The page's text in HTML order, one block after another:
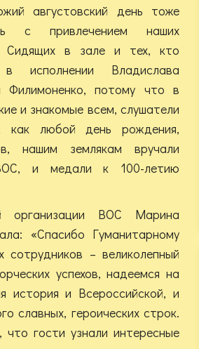
августовский день тоже
с привлечением наших
Сидящих в зале и тех, кто
исполнении Владислава
потому что в
и знакомые всем, слушатели
как любой день рождения,
нашим землякам вручали
и медали к 100-летию
организации ВОС Марина
«Спасибо Гуманитарному
– великолепный
успехов, надеемся на
история и Всероссийской, и
славных, героических строк.
гости узнали интересные